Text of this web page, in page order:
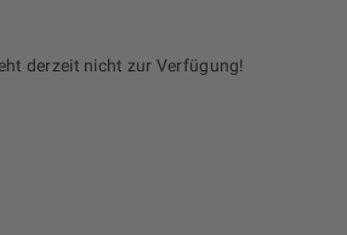
derzeit nicht zur Verfügung!